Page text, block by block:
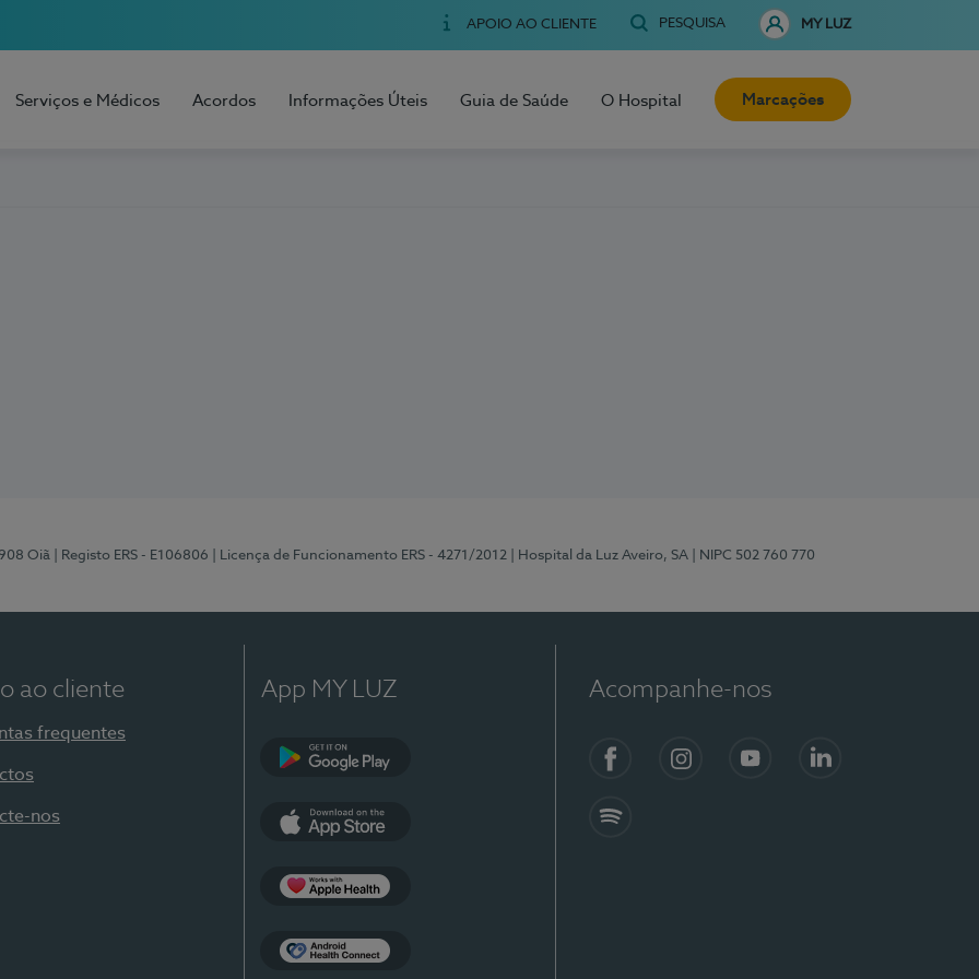
APOIO AO CLIENTE PESQUISA MY LUZ
Serviços e Médicos Acordos Informações Úteis Guia de Saúde O Hospital Marcações
Oiã | Registo ERS - E106806 | Licença de Funcionamento ERS - 4271/2012 | Hospital da Luz Aveiro, SA | NIPC 502 760 770
ao cliente
frequentes
nos
App MY LUZ Acompanhe-nos